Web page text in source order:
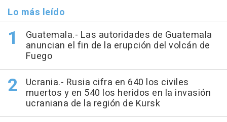
Lo más leído
Guatemala.- Las autoridades de Guatemala
anuncian el fin de la erupción del volcán de
Fuego
Ucrania.- Rusia cifra en 640 los civiles
muertos y en 540 los heridos en la invasión
ucraniana de la región de Kursk